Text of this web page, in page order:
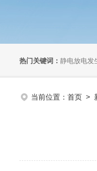
热门关键词： 静电放电发生器
当前位置： 首页 >